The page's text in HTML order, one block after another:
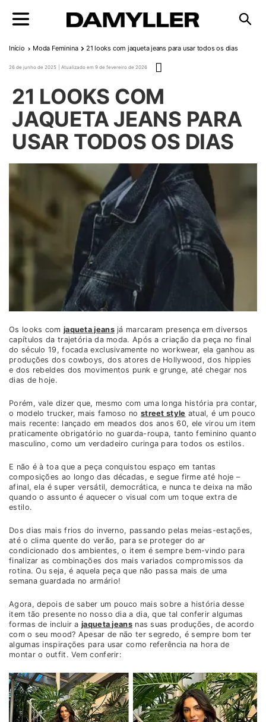
Início Moda Feminina 21 looks com jaqueta jeans para usar todos os dias
21 LOOKS COM
JAQUETA JEANS PARA
USAR TODOS OS DIAS
26 de junho de 2025
9 de fevereiro de 2026
Os looks com jaqueta jeansjá marcaram presença em diversos
capítulos da trajetória da moda. Após a criação da peça no final
do século 19, focada exclusivamente no workwear, ela ganhou as
produções dos cowboys, dos atores de Hollywood, dos hippies
e dos rebeldes dos movimentos punk e grunge, até chegar nos
dias de hoje.
Porém, vale dizer que, mesmo com uma longa história pra contar,
o modelo trucker, mais famoso no street style atual, é um pouco
mais recente: lançado em meados dos anos 60, ele virou um item
praticamente obrigatório no guarda-roupa, tanto feminino quanto
masculino, como um verdadeiro curinga para todos os estilos.
E não é à toa que a peça conquistou espaço em tantas
composições ao longo das décadas, e segue firme até hoje –
afinal, ela é super versátil, democrática, e nunca te deixa na mão
quando o assunto é aquecer o visual com um toque extra de
estilo.
Dos dias mais frios do inverno, passando pelas meias-estações,
até o clima quente do verão, para se proteger do ar
condicionado dos ambientes, o item é sempre bem-vindo para
finalizar as combinações dos mais variados compromissos da
rotina. Ou seja, é aquela peça que não passa mais de uma
semana guardada no armário!
Agora, depois de saber um pouco mais sobre a história desse
item tão presente no nosso dia a dia, que tal conferir algumas
formas de incluir ajaqueta jeansnas suas produções, de acordo
com o seu mood? Apesar de não ter segredo, é sempre bom ter
algumas inspirações para usar como referência na hora de
montar o outfit. Vem conferir: